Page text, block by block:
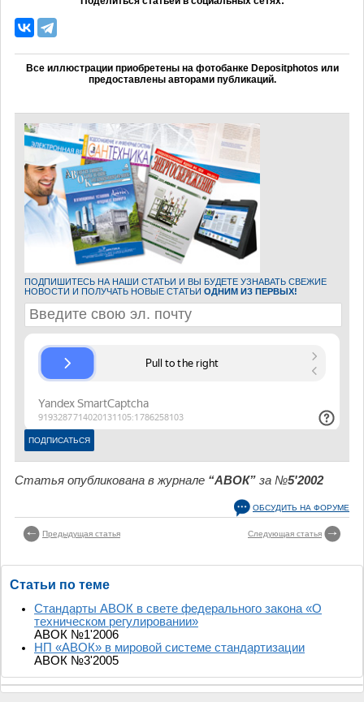
Все иллюстрации приобретены на фотобанке Depositphotos или
предоставлены авторами публикаций.
ПОДПИШИТЕСЬ НА НАШИ СТАТЬИ И ВЫ БУДЕТЕ УЗНАВАТЬ СВЕЖИЕ
НОВОСТИ И ПОЛУЧАТЬ НОВЫЕ СТАТЬИ ОДНИМ ИЗ ПЕРВЫХ!
Статья опубликована в журнале “АВОК” за №5'2002
ОБСУДИТЬ НА ФОРУМЕ
Предыдущая статья Следующая статья
Статьи по теме
Стандарты АВОК в свете федерального закона «О
техническом регулировании»
АВОК №1'2006
НП «АВОК» в мировой системе стандартизации
АВОК №3'2005